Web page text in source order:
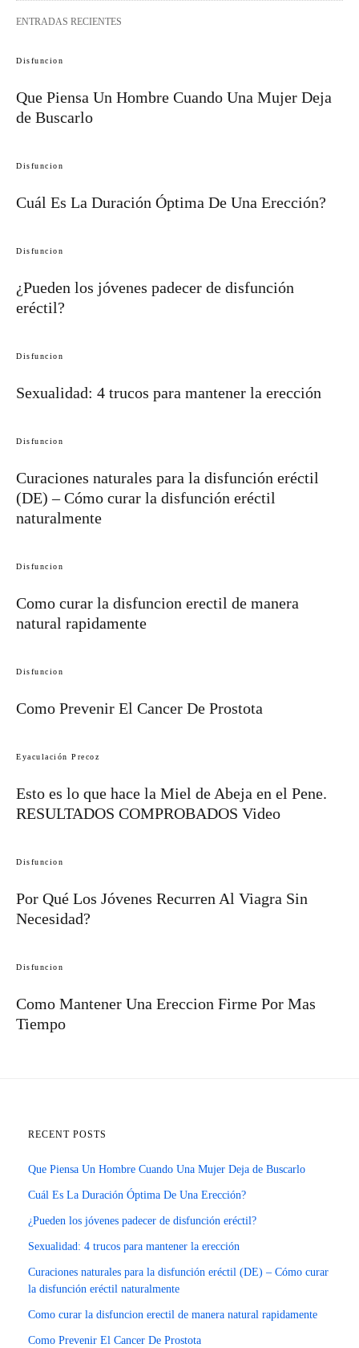
ENTRADAS RECIENTES
Disfuncion
Que Piensa Un Hombre Cuando Una Mujer Deja
de Buscarlo
Disfuncion
Cuál Es La Duración Óptima De Una Erección?
Disfuncion
¿Pueden los jóvenes padecer de disfunción
eréctil?
Disfuncion
Sexualidad: 4 trucos para mantener la erección
Disfuncion
Curaciones naturales para la disfunción eréctil
(DE) – Cómo curar la disfunción eréctil
naturalmente
Disfuncion
Como curar la disfuncion erectil de manera
natural rapidamente
Disfuncion
Como Prevenir El Cancer De Prostota
Eyaculación Precoz
Esto es lo que hace la Miel de Abeja en el Pene.
RESULTADOS COMPROBADOS Video
Disfuncion
Por Qué Los Jóvenes Recurren Al Viagra Sin
Necesidad?
Disfuncion
Como Mantener Una Ereccion Firme Por Mas
Tiempo
RECENT POSTS
Que Piensa Un Hombre Cuando Una Mujer Deja de Buscarlo
Cuál Es La Duración Óptima De Una Erección?
¿Pueden los jóvenes padecer de disfunción eréctil?
Sexualidad: 4 trucos para mantener la erección
Curaciones naturales para la disfunción eréctil (DE) – Cómo curar
la disfunción eréctil naturalmente
Como curar la disfuncion erectil de manera natural rapidamente
Como Prevenir El Cancer De Prostota